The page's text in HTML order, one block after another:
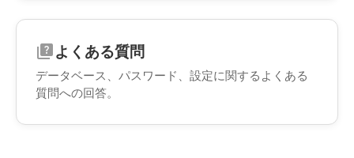
quizよくある質問
データベース、パスワード、設定に関するよくある
質問への回答。